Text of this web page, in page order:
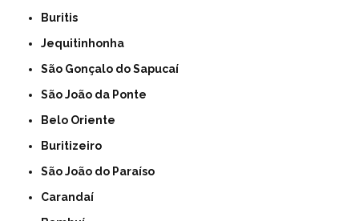
Buritis
Jequitinhonha
São Gonçalo do Sapucaí
São João da Ponte
Belo Oriente
Buritizeiro
São João do Paraíso
Carandaí